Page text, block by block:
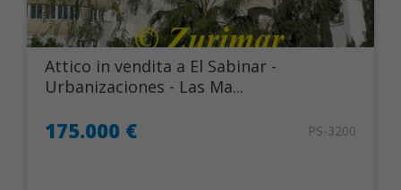
Attico in vendita a El Sabinar -
Urbanizaciones - Las Ma...
175.000 € PS-3200